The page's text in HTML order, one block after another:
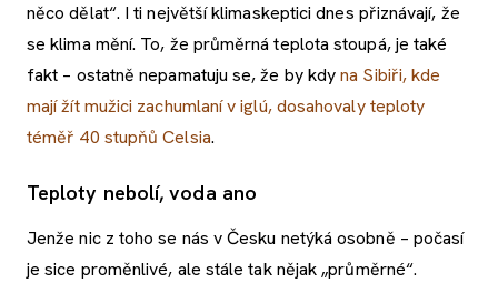
něco dělat“. I ti největší klimaskeptici dnes přiznávají, že
se klima mění. To, že průměrná teplota stoupá, je také
fakt – ostatně nepamatuju se, že by kdyna Sibiři, kde
mají žít mužici zachumlaní v iglú, dosahovaly teploty
téměř 40 stupňů Celsia.
Teploty nebolí, voda ano
Jenže nic z toho se nás v Česku netýká osobně – počasí
je sice proměnlivé, ale stále tak nějak „průměrné“.